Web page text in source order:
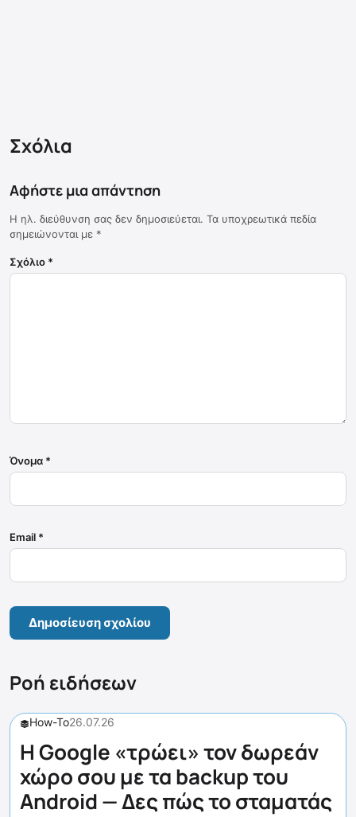
Σχόλια
Αφήστε μια απάντηση
Η ηλ. διεύθυνση σας δεν δημοσιεύεται. Τα υποχρεωτικά πεδία
σημειώνονται με *
Σχόλιο *
Όνομα *
Email *
Ροή ειδήσεων
How-To26.07.26
Η Google «τρώει» τον δωρεάν
χώρο σου με τα backup του
Android — Δες πώς το σταματάς